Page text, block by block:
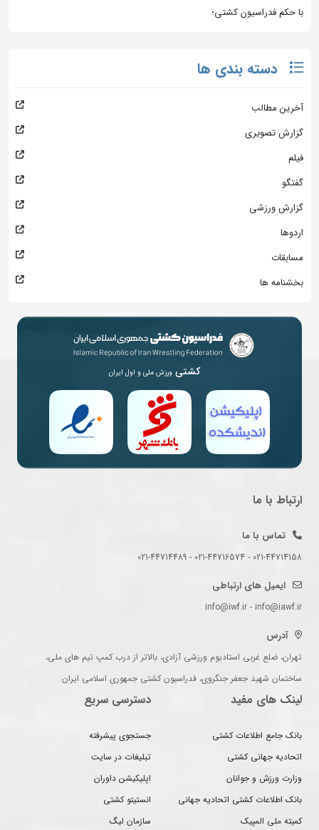
با حکم فدراسیون کشتی؛
دسته بندی ها
آخرین مطالب
گزارش تصویری
فیلم
گفتگو
گزارش ورزشی
اردوها
مسابقات
بخشنامه ها
کشتی ورزش ملی و اول ایران
ارتباط با ما
تماس با ما
021-44714158 - 021-44716574 - 021-44714489
ایمیل های ارتباطی
info@iwf.ir - info@iawf.ir
آدرس
تهران، ضلع غربی استادیوم ورزشی آزادی، بالاتر از درب کمپ تیم های ملی،
ساختمان شهید جعفر جنگروی، فدراسیون کشتی جمهوری اسلامی ایران
لینک های مفید
بانک جامع اطلاعات کشتی
اتحادیه جهانی کشتی
وزارت ورزش و جوانان
بانک اطلاعات کشتی اتحادیه جهانی
کمیته ملی المپیک
دسترسی سریع
جستجوی پیشرفته
تبلیغات در سایت
اپلیکیشن داوران
انستیتو کشتی
سازمان لیگ